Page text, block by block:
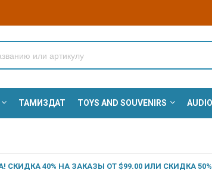
ТАМИЗДАТ TOYS AND SOUVENIRS
40% НА ЗАКАЗЫ ОТ $99.00 ИЛИ СКИДКА